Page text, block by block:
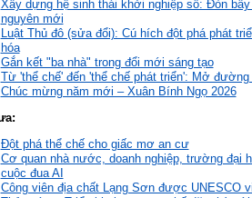
Xây dựng hệ sinh thái khởi nghiệp số: Đòn
nguyên mới
Luật Thủ đô (sửa đổi): Cú hích đột phá phát
hóa
Gắn kết "ba nhà" trong đổi mới sáng tạo
Từ 'thể chế' đến 'thể chế phát triển': Mở
Chúc mừng năm mới – Xuân Bính Ngọ 2026
Đột phá thể chế cho giấc mơ an cư
Cơ quan nhà nước, doanh nghiệp, trường đại
cuộc đua AI
Công viên địa chất Lạng Sơn được UNESCO